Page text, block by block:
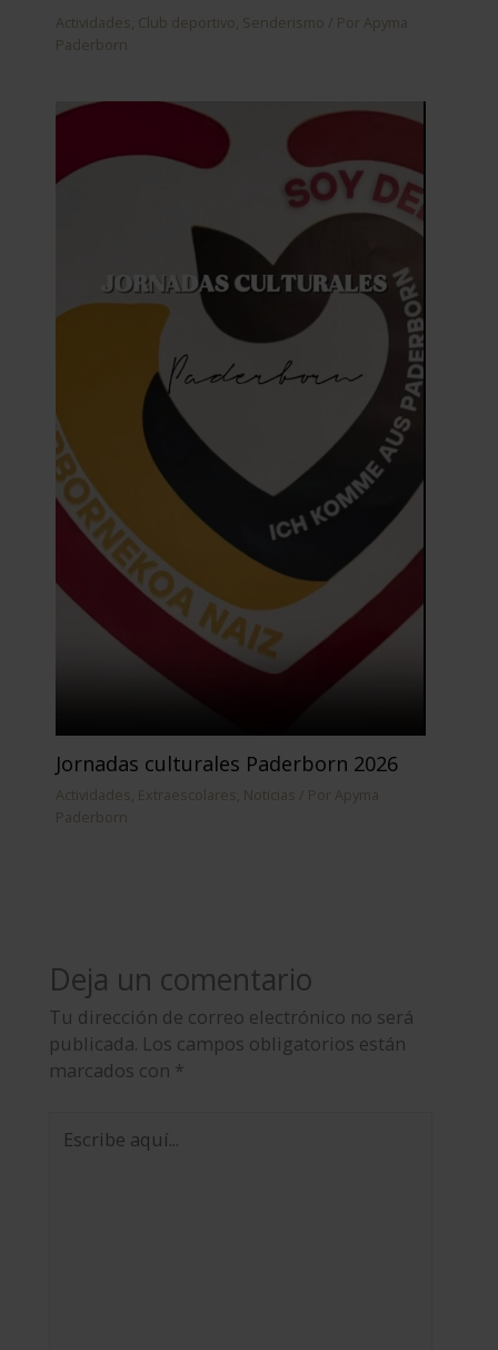
Actividades, Club deportivo, Senderismo / Por Apyma
Paderborn
Jornadas culturales Paderborn 2026
Actividades, Extraescolares, Noticias / Por Apyma
Paderborn
Deja un comentario
Tu dirección de correo electrónico no será
publicada. Los campos obligatorios están
marcados con *
aquí...